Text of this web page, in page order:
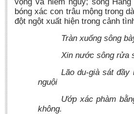
bóng xác con trâu mộng trong
đột ngột xuất hiện trong cảnh
Tràn xuống sông
Xin nước sông rửa
Lão du-già sát
nguội
Ướp xác phàm
không.